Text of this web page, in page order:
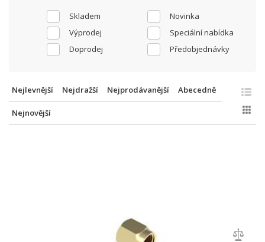
Skladem
Novinka
Výprodej
Speciální nabídka
Doprodej
Předobjednávky
Nejlevnější Nejdražší Nejprodávanější Abecedně
Nejnovější